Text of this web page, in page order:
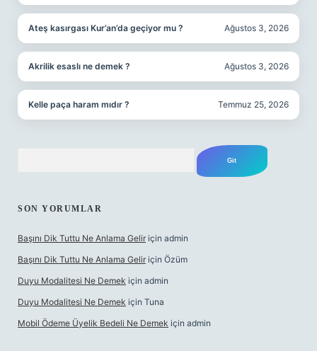
Ateş kasırgası Kur’an’da geçiyor mu ? Ağustos 3, 2026
Akrilik esaslı ne demek ? Ağustos 3, 2026
Kelle paça haram mıdır ? Temmuz 25, 2026
SON YORUMLAR
Başını Dik Tuttu Ne Anlama Gelir için admin
Başını Dik Tuttu Ne Anlama Gelir için Özüm
Duyu Modalitesi Ne Demek için admin
Duyu Modalitesi Ne Demek için Tuna
Mobil Ödeme Üyelik Bedeli Ne Demek için admin